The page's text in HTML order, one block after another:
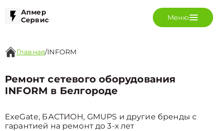
Апмер
Сервис
Меню
Главная/INFORM
Ремонт сетевого оборудования
INFORM в Белгороде
ExeGate, БАСТИОН, GMUPS и другие бренды с
гарантией на ремонт до 3-х лет